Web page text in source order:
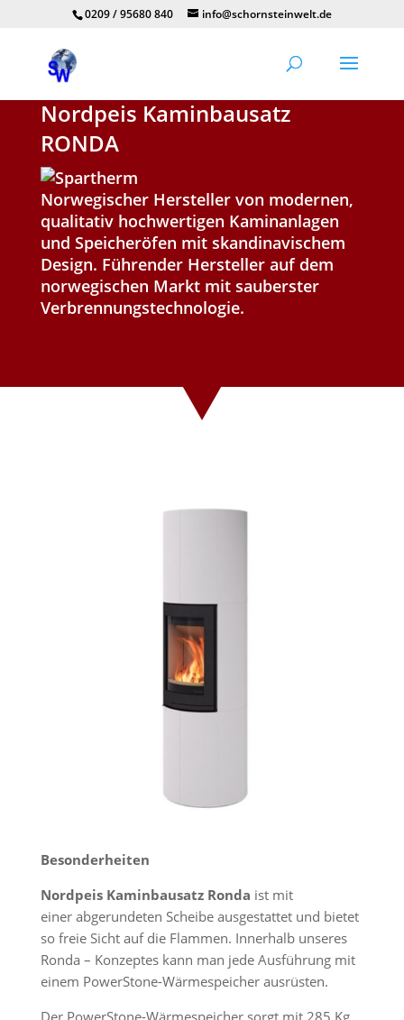
0209 / 95680 840 info@schornsteinwelt.de
Nordpeis Kaminbausatz
RONDA
Norwegischer Hersteller von modernen,
qualitativ hochwertigen Kaminanlagen
und Speicheröfen mit skandinavischem
Design. Führender Hersteller auf dem
norwegischen Markt mit sauberster
Verbrennungstechnologie.
Besonderheiten
Nordpeis Kaminbausatz Ronda ist mit
einer abgerundeten Scheibe ausgestattet und bietet
so freie Sicht auf die Flammen. Innerhalb unseres
Ronda – Konzeptes kann man jede Ausführung mit
einem PowerStone-Wärmespeicher ausrüsten.